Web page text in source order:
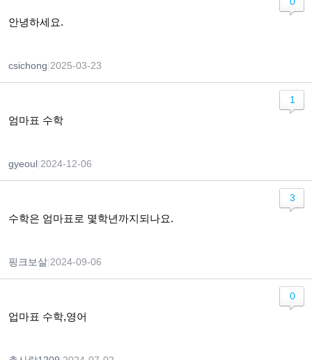
안녕하세요.
csichong 2025-03-23
엄마표 수학
gyeoul 2024-12-06
1
수학은 엄마표로 몇학년까지되나요.
핑크보살 2024-09-06
3
업마표 수학,영어
0